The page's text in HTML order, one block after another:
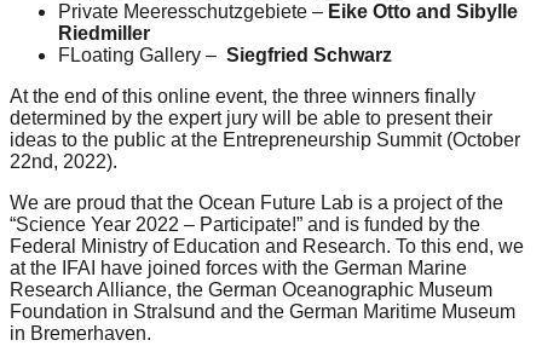
Private Meeresschutzgebiete – Eike Otto and Sibylle
Riedmiller
FLoating Gallery – Siegfried Schwarz
At the end of this online event, the three winners finally
determined by the expert jury will be able to present their
ideas to the public at the Entrepreneurship Summit (October
22nd, 2022).
We are proud that the Ocean Future Lab is a project of the
“Science Year 2022 – Participate!” and is funded by the
Federal Ministry of Education and Research. To this end, we
at the IFAI have joined forces with the German Marine
Research Alliance, the German Oceanographic Museum
Foundation in Stralsund and the German Maritime Museum
in Bremerhaven.